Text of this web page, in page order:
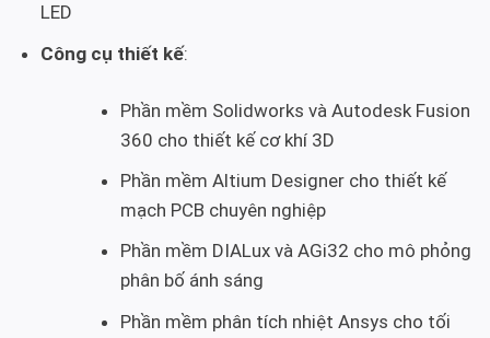
LED
Công cụ thiết kế:
Phần mềm Solidworks và Autodesk Fusion
360 cho thiết kế cơ khí 3D
Phần mềm Altium Designer cho thiết kế
mạch PCB chuyên nghiệp
Phần mềm DIALux và AGi32 cho mô phỏng
phân bố ánh sáng
Phần mềm phân tích nhiệt Ansys cho tối